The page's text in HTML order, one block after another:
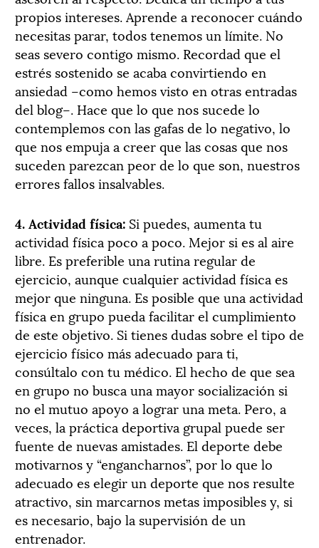
propios intereses. Aprende a reconocer cuándo
necesitas parar, todos tenemos un límite. No
seas severo contigo mismo. Recordad que el
estrés sostenido se acaba convirtiendo en
ansiedad –como hemos visto en otras entradas
del blog–. Hace que lo que nos sucede lo
contemplemos con las gafas de lo negativo, lo
que nos empuja a creer que las cosas que nos
suceden parezcan peor de lo que son, nuestros
errores fallos insalvables.
4. Actividad física: Si puedes, aumenta tu
actividad física poco a poco. Mejor si es al aire
libre. Es preferible una rutina regular de
ejercicio, aunque cualquier actividad física es
mejor que ninguna. Es posible que una actividad
física en grupo pueda facilitar el cumplimiento
de este objetivo. Si tienes dudas sobre el tipo de
ejercicio físico más adecuado para ti,
consúltalo con tu médico. El hecho de que sea
en grupo no busca una mayor socialización si
no el mutuo apoyo a lograr una meta. Pero, a
veces, la práctica deportiva grupal puede ser
fuente de nuevas amistades. El deporte debe
motivarnos y “engancharnos”, por lo que lo
adecuado es elegir un deporte que nos resulte
atractivo, sin marcarnos metas imposibles y, si
es necesario, bajo la supervisión de un
entrenador.